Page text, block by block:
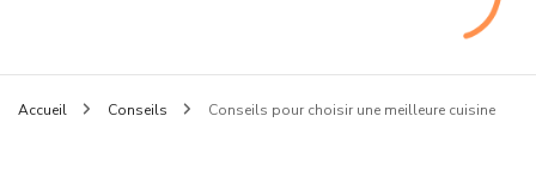
Voreblog
Accueil Conseils Conseils pour choisir une meilleure cuisine